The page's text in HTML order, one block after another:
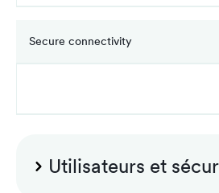
Secure connectivity
Utilisateurs et